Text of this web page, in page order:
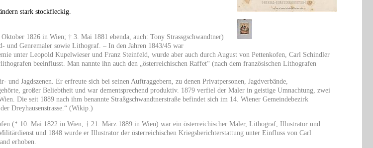
stark stockfleckig.
1826 in Wien; † 3. Mai 1881 ebenda, auch: Tony Strassgschwandtner)
und Genremaler sowie Lithograf. – In den Jahren 1843/45 war
unter Leopold Kupelwieser und Franz Steinfeld, wurde aber auch durch August von Pettenkofen, Carl Schindler
beeinflusst. Man nannte ihn auch den „österreichischen Raffet“ (nach dem französischen Lithografen
und Jagdszenen. Er erfreute sich bei seinen Auftraggebern, zu denen Privatpersonen, Jagdverbände,
großer Beliebtheit und war dementsprechend produktiv. 1879 verfiel der Maler in geistige Umnachtung, zwei
Die seit 1889 nach ihm benannte Straßgschwandtnerstraße befindet sich im 14. Wiener Gemeindebezirk
Dreyhausenstrasse.“ (Wikip.)
(* 10. Mai 1822 in Wien; † 21. März 1889 in Wien) war ein österreichischer Maler, Lithograf, Illustrator und
und 1848 wurde er Illustrator der österreichischen Kriegsberichterstattung unter Einfluss von Carl
erhoben.